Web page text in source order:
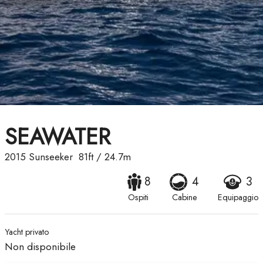
SEAWATER
2015 Sunseeker 81ft/ 24.7m
8
Ospiti
4
Cabine
3
Equipaggio
Yacht privato
Non disponibile